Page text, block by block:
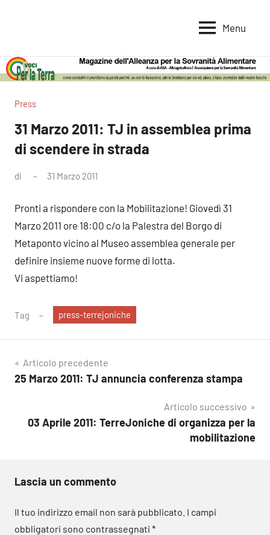
per
la
Terra
per
la
Alimentare
Menu
Press
31 Marzo 2011: TJ in assemblea prima
di scendere in strada
di 31 Marzo 2011
Pronti a rispondere con la Mobilitazione! Giovedì 31
Marzo 2011 ore 18:00 c/o la Palestra del Borgo di
Metaponto vicino al Museo assemblea generale per
definire insieme nuove forme di lotta.
Vi aspettiamo!
Tag press-terrejoniche
Navigazione
articoli
Articolo precedente
25 Marzo 2011: TJ annuncia conferenza stampa
Articolo successivo
03 Aprile 2011: TerreJoniche di organizza per la
mobilitazione
Lascia un commento
Il tuo indirizzo email non sarà pubblicato. I campi
obbligatori sono contrassegnati *